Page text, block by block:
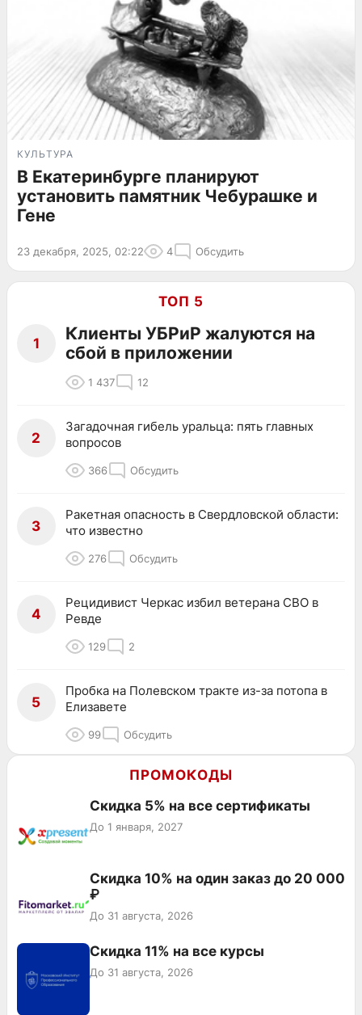
КУЛЬТУРА
В Екатеринбурге планируют
установить памятник Чебурашке и
Гене
23 декабря, 2025, 02:22 4 Обсудить
ТОП 5
1
Клиенты УБРиР жалуются на
сбой в приложении
1 437 12
2
Загадочная гибель уральца: пять главных
вопросов
366 Обсудить
3
Ракетная опасность в Свердловской области:
что известно
276 Обсудить
4
Рецидивист Черкас избил ветерана СВО в
Ревде
129 2
5
Пробка на Полевском тракте из-за потопа в
Елизавете
99 Обсудить
ПРОМОКОДЫ
Скидка 5% на все сертификаты
До 1 января, 2027
Скидка 10% на один заказ до 20 000
₽
До 31 августа, 2026
Скидка 11% на все курсы
До 31 августа, 2026